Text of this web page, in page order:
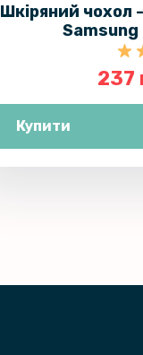
Шкіряний чохол
Samsung
237
Купити